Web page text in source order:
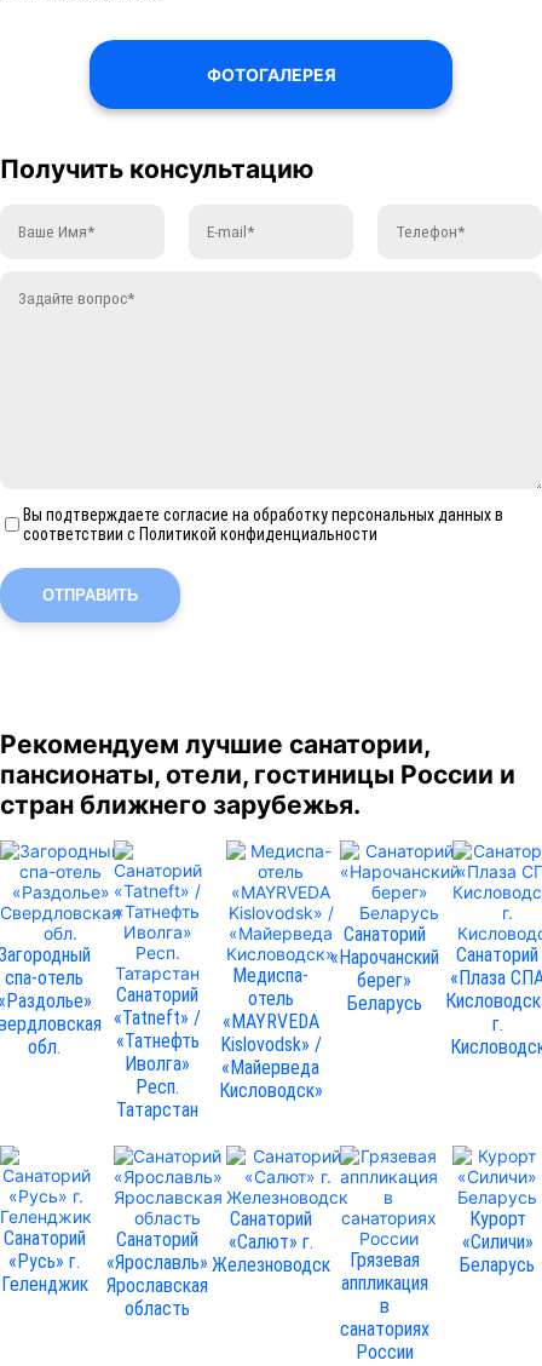
ФОТОГАЛЕРЕЯ
Получить консультацию
Вы подтверждаете согласие на обработку персональных данных в
соответствии с Политикой конфиденциальности
ОТПРАВИТЬ
Рекомендуем лучшие санатории,
пансионаты, отели, гостиницы России и
стран ближнего зарубежья.
спа-отель
обл.
Санаторий
«Tatneft» /
«Татнефть
Иволга»
Респ.
Татарстан
Медиспа-
отель
«MAYRVEDA
Kislovodsk» /
«Майерведа
Кисловодск»
Санаторий
«Нарочанский
берег»
Беларусь
Санаторий
«Плаза
г.
Санаторий
«Русь» г.
Геленджик
Санаторий
«Ярославль»
Ярославская
область
Санаторий
«Салют» г.
Железноводск
Грязевая
аппликация
в
санаториях
России
Курорт
«Силичи»
Беларусь